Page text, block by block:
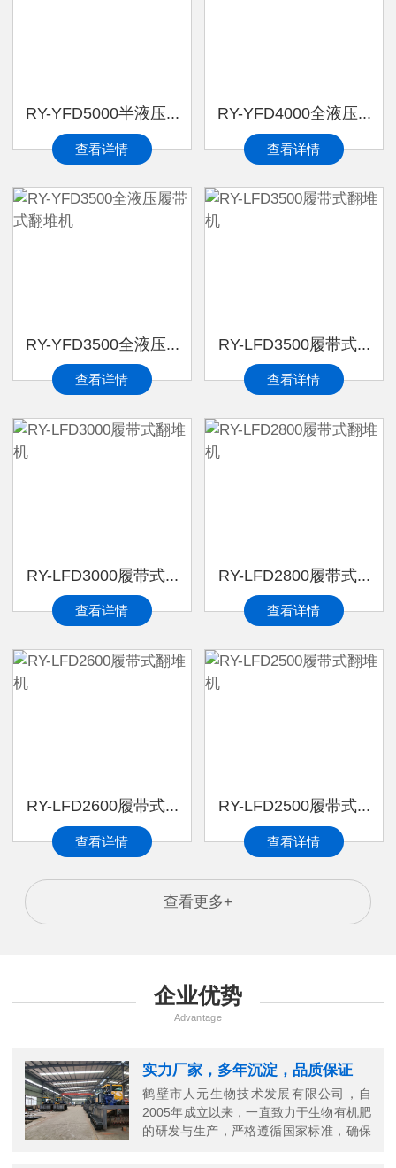
RY-YFD5000半液压...
查看详情
RY-YFD4000全液压...
查看详情
RY-YFD3500全液压...
查看详情
RY-LFD3500履带式...
查看详情
RY-LFD3000履带式...
查看详情
RY-LFD2800履带式...
查看详情
RY-LFD2600履带式...
查看详情
RY-LFD2500履带式...
查看详情
查看更多+
企业优势
Advantage
实力厂家，多年沉淀，品质保证
鹤壁市人元生物技术发展有限公司，自
2005年成立以来，一直致力于生物有机肥
的研发与生产，严格遵循国家标准，确保